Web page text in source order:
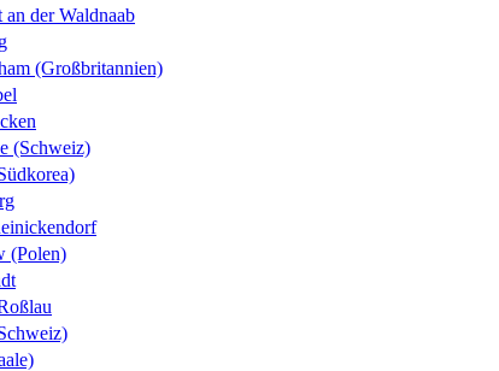
an der Waldnaab
(Großbritannien)
(Schweiz)
(Polen)